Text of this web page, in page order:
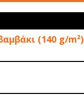
(140 g/m²)